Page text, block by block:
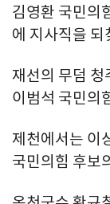
김영환 국민의
에 지사직을 되
재선의 무덤 청
이범석 국민의
제천에서는 이
국민의힘 후보